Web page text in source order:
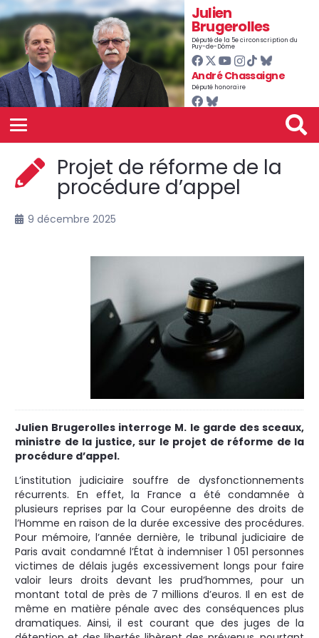
Julien
Brugerolles
Député de la 5e circonscription du
Puy-de-Dôme
André Chassaigne
Député honoraire
Projet de réforme de la
procédure d’appel
9 décembre 2025
Julien Brugerolles interroge M. le garde des sceaux,
ministre de la justice, sur le projet de réforme de la
procédure d’appel.
L’institution judiciaire souffre de dysfonctionnements
récurrents. En effet, la France a été condamnée à
plusieurs reprises par la Cour européenne des droits de
l’Homme en raison de la durée excessive des procédures.
Pour mémoire, l’année dernière, le tribunal judiciaire de
Paris avait condamné l’État à indemniser 1 051 personnes
victimes de délais jugés excessivement longs pour faire
valoir leurs droits devant les prud’hommes, pour un
montant total de près de 7 millions d’euros. Il en est de
même en matière pénale avec des conséquences plus
dramatiques. Ainsi, il est courant que des juges de la